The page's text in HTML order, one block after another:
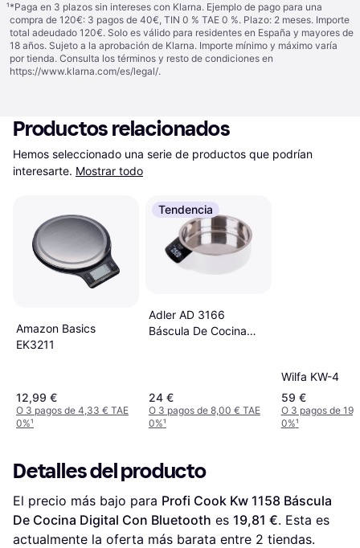
¹*Paga en 3 plazos sin intereses con Klarna. Ejemplo de pago para una
compra de 120€: 3 pagos de 40€, TIN 0 % TAE 0 %. Plazo: 2 meses. Importe
total adeudado 120€. Solo es válido para residentes en España y mayores de
18 años. Sujeto a la aprobación de Klarna. Importe mínimo y máximo varía
por tienda. Consulta los términos y resto de condiciones en
https://www.klarna.com/es/legal/.
Productos relacionados
Hemos seleccionado una serie de productos que podrían
interesarte. Mostrar todo
Amazon Basics
EK3211
12,99 €
O 3 pagos de 4,33 € TAE
0%¹
Tendencia
Adler AD 3166
Báscula De Cocina
24 €
O 3 pagos de 8,00 € TAE
0%¹
Wilfa KW-4
59 €
O 3 pagos de
0%¹
Detalles del producto
El precio más bajo para Profi Cook Kw 1158 Báscula
De Cocina Digital Con Bluetooth es 19,81 €. Esta es
actualmente la oferta más barata entre 2 tiendas.